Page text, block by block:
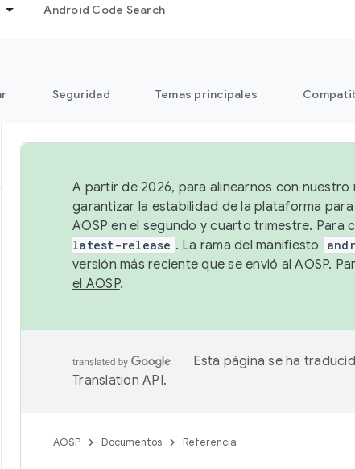
Android Code Search
Seguridad Temas principales
A partir de 2026, para alinearnos con
garantizar la estabilidad de la plataforma
AOSP en el segundo y cuarto trimestre. Para
latest-release . La rama del manifiesto
versión más reciente que se envió al AOSP.
el AOSP.
Esta página se ha
Translation API.
AOSP Documentos Referencia